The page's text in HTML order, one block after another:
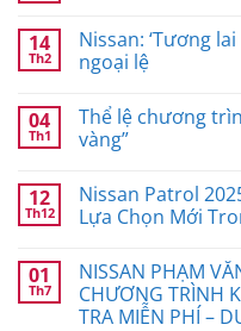
14
Th2
Nissan: ‘Tương
ngoại lệ
04
Th1
Thể lệ chương
vàng”
12
Th12
Nissan Patrol
Lựa Chọn Mới
01
Th7
NISSAN PHẠM
CHƯƠNG TRÌNH
TRA MIỄN PHÍ –